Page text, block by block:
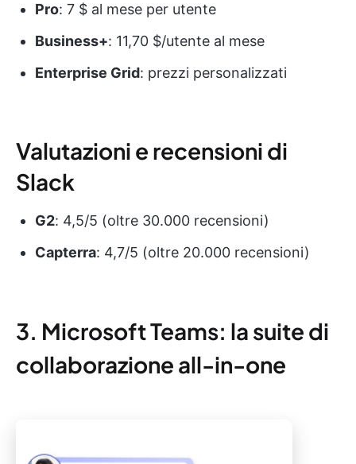
Pro: 7 $ al mese per utente
Business+: 11,70 $/utente al mese
Enterprise Grid: prezzi personalizzati
Valutazioni e recensioni di
Slack
G2: 4,5/5 (oltre 30.000 recensioni)
Capterra: 4,7/5 (oltre 20.000 recensioni)
3. Microsoft Teams: la suite di
collaborazione all-in-one